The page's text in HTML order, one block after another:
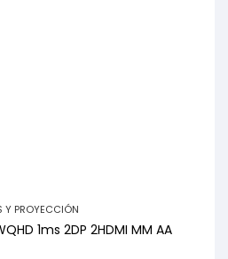
Y PROYECCIÓN
1ms 2DP 2HDMI MM AA